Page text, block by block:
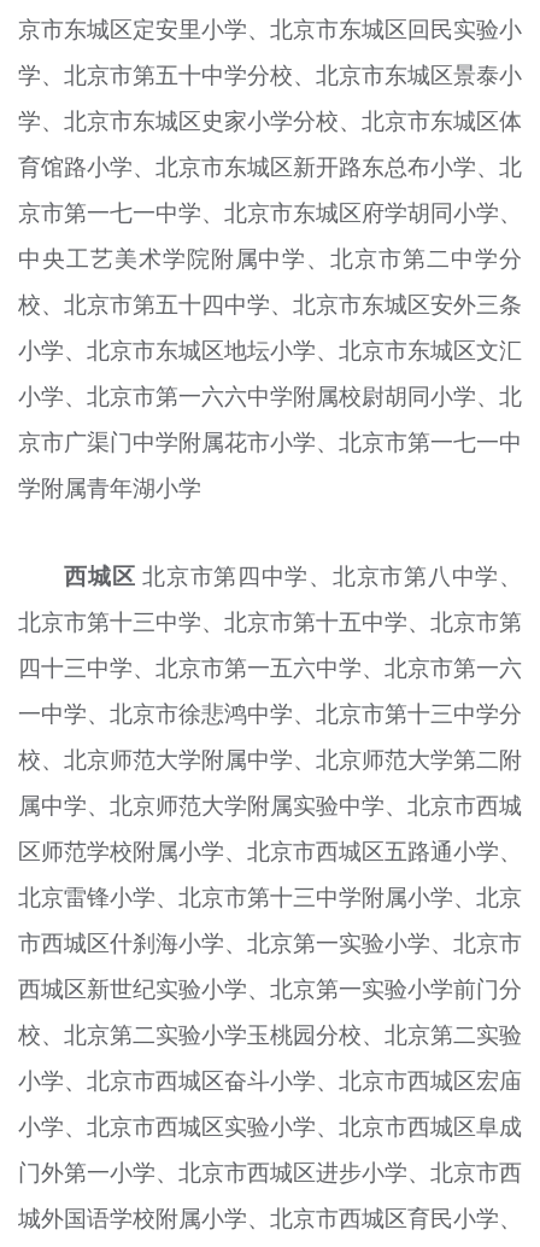
京市东城区定安里小学、北京市东城区回民实验小
学、北京市第五十中学分校、北京市东城区景泰小
学、北京市东城区史家小学分校、北京市东城区体
育馆路小学、北京市东城区新开路东总布小学、北
京市第一七一中学、北京市东城区府学胡同小学、
中央工艺美术学院附属中学、北京市第二中学分
校、北京市第五十四中学、北京市东城区安外三条
小学、北京市东城区地坛小学、北京市东城区文汇
小学、北京市第一六六中学附属校尉胡同小学、北
京市广渠门中学附属花市小学、北京市第一七一中
学附属青年湖小学
西城区 北京市第四中学、北京市第八中学、
北京市第十三中学、北京市第十五中学、北京市第
四十三中学、北京市第一五六中学、北京市第一六
一中学、北京市徐悲鸿中学、北京市第十三中学分
校、北京师范大学附属中学、北京师范大学第二附
属中学、北京师范大学附属实验中学、北京市西城
区师范学校附属小学、北京市西城区五路通小学、
北京雷锋小学、北京市第十三中学附属小学、北京
市西城区什刹海小学、北京第一实验小学、北京市
西城区新世纪实验小学、北京第一实验小学前门分
校、北京第二实验小学玉桃园分校、北京第二实验
小学、北京市西城区奋斗小学、北京市西城区宏庙
小学、北京市西城区实验小学、北京市西城区阜成
门外第一小学、北京市西城区进步小学、北京市西
城外国语学校附属小学、北京市西城区育民小学、